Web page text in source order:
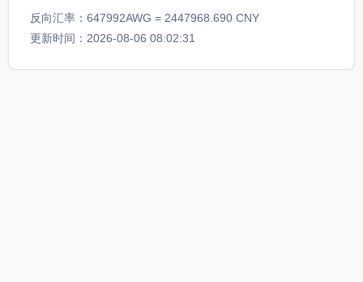
反向汇率：647992AWG = 2447968.690 CNY
更新时间：2026-08-06 08:02:31